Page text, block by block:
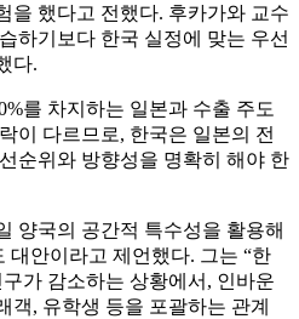
을 했다고 전했다. 후카가와 교수
하기보다 한국 실정에 맞는 우선
다.
를 차지하는 일본과 수출 주도
이 다르므로, 한국은 일본의 전
순위와 방향성을 명확히 해야 한
양국의 공간적 특수성을 활용해
대안이라고 제언했다. 그는 “한
가 감소하는 상황에서, 인바운
객, 유학생 등을 포괄하는 관계